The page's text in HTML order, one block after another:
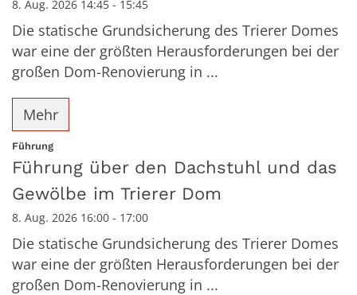
8. Aug. 2026 14:45 - 15:45
Die statische Grundsicherung des Trierer Domes
war eine der größten Herausforderungen bei der
großen Dom-Renovierung in ...
Mehr
Führung:
Führung über den Dachstuhl und das
Gewölbe im Trierer Dom
8. Aug. 2026 16:00 - 17:00
Die statische Grundsicherung des Trierer Domes
war eine der größten Herausforderungen bei der
großen Dom-Renovierung in ...